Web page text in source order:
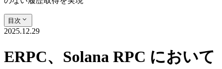
目次
2025.12.29
ERPC、Solana RPC において